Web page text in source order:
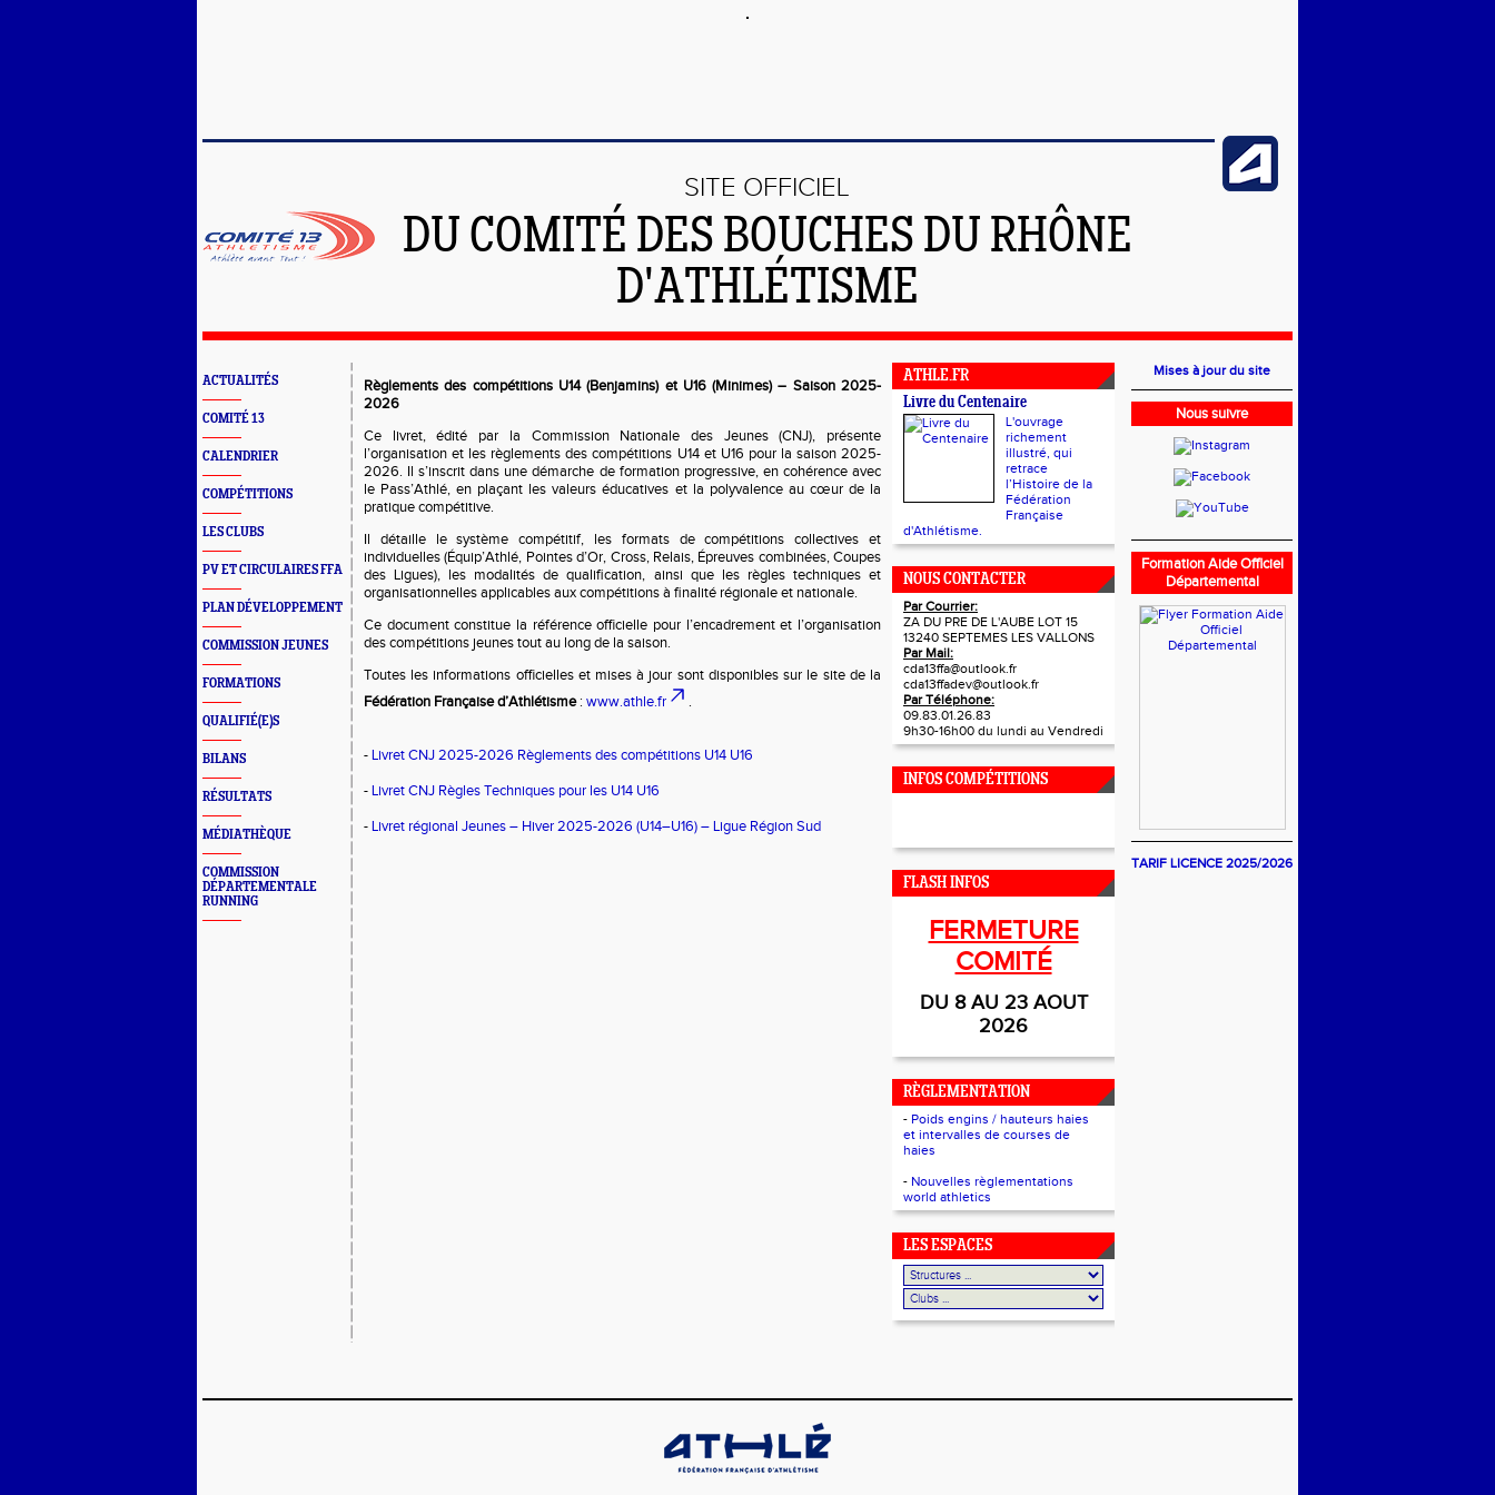
SITE OFFICIEL
DU COMITÉ DES BOUCHES DU RHÔNE
D'ATHLÉTISME
ACTUALITÉS
COMITÉ 13
CALENDRIER
COMPÉTITIONS
LES CLUBS
PV ET CIRCULAIRES FFA
PLAN DÉVELOPPEMENT
COMMISSION JEUNES
FORMATIONS
QUALIFIÉ(E)S
BILANS
RÉSULTATS
MÉDIATHÈQUE
COMMISSION
DÉPARTEMENTALE
RUNNING
Règlements des compétitions U14 (Benjamins) et U16 (Minimes) – Saison 2025-
2026
Ce livret, édité par la Commission Nationale des Jeunes (CNJ), présente
l’organisation et les règlements des compétitions U14 et U16 pour la saison 2025-
2026. Il s’inscrit dans une démarche de formation progressive, en cohérence avec
le Pass’Athlé, en plaçant les valeurs éducatives et la polyvalence au cœur de la
pratique compétitive.
Il détaille le système compétitif, les formats de compétitions collectives et
individuelles (Équip’Athlé, Pointes d’Or, Cross, Relais, Épreuves combinées, Coupes
des Ligues), les modalités de qualification, ainsi que les règles techniques et
organisationnelles applicables aux compétitions à finalité régionale et nationale.
Ce document constitue la référence officielle pour l’encadrement et l’organisation
des compétitions jeunes tout au long de la saison.
Toutes les informations officielles et mises à jour sont disponibles sur le site de la
Fédération Française d’Athlétisme: www.athle.fr .
-Livret CNJ 2025-2026 Règlements des compétitions U14 U16
-Livret CNJ Règles Techniques pour les U14 U16
-Livret régional Jeunes – Hiver 2025-2026 (U14–U16) – Ligue Région Sud
ATHLE.FR
Livre du Centenaire
L'ouvrage
richement
illustré, qui
retrace
l’Histoire de la
Fédération
Française
d'Athlétisme.
NOUS CONTACTER
Par Courrier:
ZA DU PRE DE L'AUBE LOT 15
13240 SEPTEMES LES VALLONS
Par Mail:
cda13ffa@outlook.fr
cda13ffadev@outlook.fr
Par Téléphone:
09.83.01.26.83
9h30-16h00 du lundi au Vendredi
INFOS COMPÉTITIONS
FLASH INFOS
FERMETURE
COMITÉ
DU 8 AU 23 AOUT
2026
RÈGLEMENTATION
- Poids engins / hauteurs haies
et intervalles de courses de
haies
- Nouvelles règlementations
world athletics
LES ESPACES
Mises à jour du site
Nous suivre
Formation Aide Officiel
Départemental
TARIF LICENCE 2025/2026